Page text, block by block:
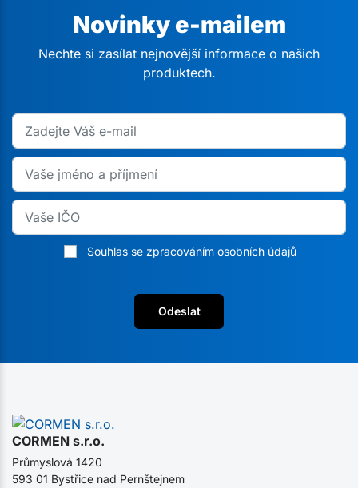
Novinky e-mailem
Nechte si zasílat nejnovější informace o našich
produktech.
Souhlas se zpracováním osobních údajů
Odeslat
CORMEN s.r.o.
Průmyslová 1420
593 01 Bystřice nad Pernštejnem